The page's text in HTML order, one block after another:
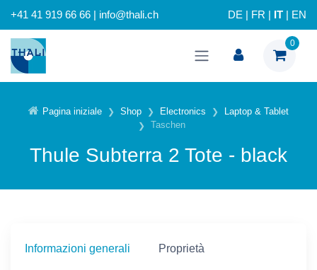
+41 41 919 66 66 | info@thali.ch DE FR IT EN
0
Pagina iniziale Shop Electronics
Laptop & Tablet
Taschen
Thule Subterra 2 Tote - black
Informazioni generali Proprietà